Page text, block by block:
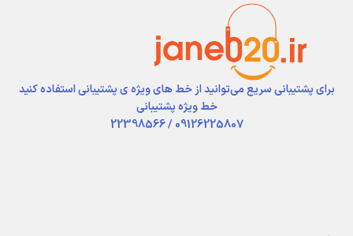
برای پشتیبانی سریع می‌توانید از خط های ویژه ی پشتیبانی استفاده کنید
خط ویژه پشتیبانی
09126225807 / 22398566